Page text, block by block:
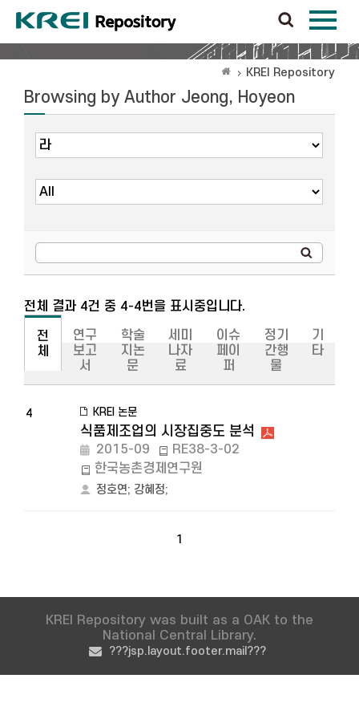
KREI Repository
Browsing by Author Jeong, Hoyeon
전체 결과 4건 중 4-4번을 표시중입니다.
전
체
연구
보고
서
학술
지논
문
세미
나자
료
이슈
페이
퍼
정기
간행
물
기
타
4 KREI 논문
식품제조업의 시장집중도 분석
2015-09
RE38-3-02
한국농촌경제연구원
정호연; 강혜정;
1
KREI Repository was built as a OAK to the
National Central Library.
???jsp.layout.footer.mail???